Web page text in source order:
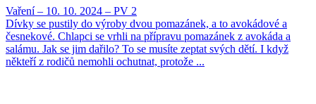
Vaření – 10. 10. 2024 – PV 2
Dívky se pustily do výroby dvou pomazánek, a to avokádové a
česnekové. Chlapci se vrhli na přípravu pomazánek z avokáda a
salámu. Jak se jim dařilo? To se musíte zeptat svých dětí. I když
někteří z rodičů nemohli ochutnat, protože ...